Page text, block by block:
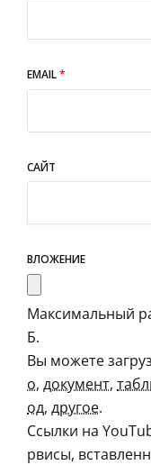
EMAIL*
САЙТ
ВЛОЖЕНИЕ
Максимальный
Б.
Вы можете
о, документ,
од, другое.
Ссылки на
рвисы,